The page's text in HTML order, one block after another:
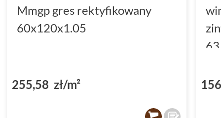
Mmgp gres rektyfikowany
60x120x1.05
255,58 zł/m²